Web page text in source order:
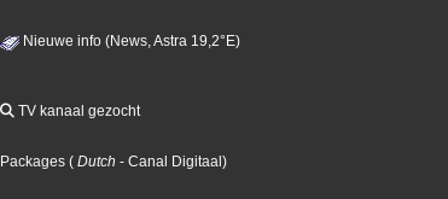
Nieuwe info (News, Astra 19,2°E)
TV kanaal gezocht
Packages ( Dutch - Canal Digitaal)